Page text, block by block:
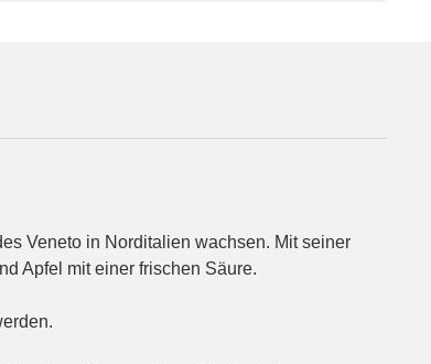
Veneto in Norditalien wachsen. Mit seiner
Apfel mit einer frischen Säure.